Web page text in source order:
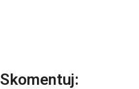
Skomentuj: